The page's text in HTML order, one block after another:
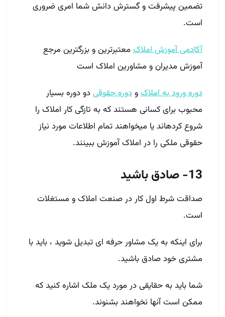
تضمین پیشرفت و گسترش دانش شما امری ضروری
است.
آکادمی آموزش املاکمعتبرترین و بزرگ­ترین مرجع
آموزش مدیران و مشاورین املاک است
دوره ورود به املاکودوره حقوقیدو دوره بسیار
محبوب برای کسانی هستند که به تازگی کار املاک را
شروع کرده­اند یا می­خواهند تمام اطلاعات مورد نیاز
حقوقی ملکی را در املاک آموزش ببینند.
13- صادق باشید
صداقت شرط اول کار در صنعت املاک و مستغلات
است.
برای اینکه به یک مشاور حرفه ­ای تبدیل شوید ، باید با
مشتری خود صادق باشید.
شما باید به حقایقی در مورد یک ملک اشاره کنید که
ممکن است آنها نخواهند بشنوند.